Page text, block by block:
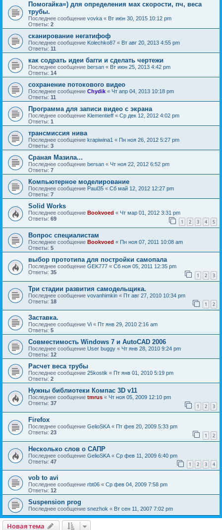
Помогайка=) для определения мах скорости, пч, веса
трубы.
Последнее сообщение vovka « Вт июн 30, 2015 10:12 pm
Ответы: 2
сканирование негатифоф
Последнее сообщение Kolechko87 « Вт авг 20, 2013 4:55 pm
Ответы: 11
как содрать идеи багги и сделать чертежи
Последнее сообщение bersan « Вт июн 25, 2013 4:42 pm
Ответы: 14
сохранение потокового видео
Последнее сообщение Chydik « Чт апр 04, 2013 10:18 pm
Ответы: 11
Программа для записи видео с экрана
Последнее сообщение Klementieff « Ср дек 12, 2012 4:02 pm
Ответы: 1
трансмиссия нива
Последнее сообщение krapiwina1 « Пн ноя 26, 2012 5:27 pm
Ответы: 3
Сраная Мазила...
Последнее сообщение bersan « Чт ноя 22, 2012 6:52 pm
Ответы: 7
Компьютерное моделирование
Последнее сообщение Paul35 « Сб май 12, 2012 12:27 pm
Ответы: 7
Solid Works
Последнее сообщение Bookvoed « Чт мар 01, 2012 3:31 pm
Ответы: 69 1 2 3 4 5
Вопрос специалистам
Последнее сообщение Bookvoed « Пн ноя 07, 2011 10:08 am
Ответы: 5
выбор прототипа для постройки самопала
Последнее сообщение GEK777 « Сб ноя 05, 2011 12:35 pm
Ответы: 35 1 2 3
Три стадии развития самодельщика.
Последнее сообщение vovanhimkin « Пт авг 27, 2010 10:34 pm
Ответы: 18 1 2
Заставка.
Последнее сообщение Vi « Пт янв 29, 2010 2:16 am
Ответы: 5
Совместимость Windows 7 и AutoCAD 2006
Последнее сообщение User buggy « Чт янв 28, 2010 9:24 pm
Ответы: 12
Расчет веса трубы
Последнее сообщение 25kostik « Пт янв 01, 2010 5:19 pm
Ответы: 2
Нужны библиотеки Компас 3D v11
Последнее сообщение tmrus « Чт ноя 05, 2009 12:10 pm
Ответы: 37 1 2 3
Firefox
Последнее сообщение GelioSKA « Пт фев 20, 2009 5:33 pm
Ответы: 23 1 2
Несколько слов о САПР
Последнее сообщение GelioSKA « Ср фев 11, 2009 6:40 pm
Ответы: 47 1 2 3 4
vob to avi
Последнее сообщение rbt06 « Ср фев 04, 2009 7:58 pm
Ответы: 12
Suspension prog
Последнее сообщение snezhok « Вт сен 11, 2007 7:02 pm
Новая тема